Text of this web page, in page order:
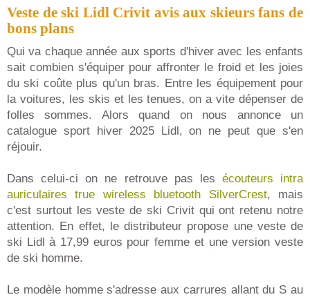
Veste de ski Lidl Crivit avis aux skieurs fans de
bons plans
Qui va chaque année aux sports d'hiver avec les enfants
sait combien s'équiper pour affronter le froid et les joies
du ski coûte plus qu'un bras. Entre les équipement pour
la voitures, les skis et les tenues, on a vite dépenser de
folles sommes. Alors quand on nous annonce un
catalogue sport hiver 2025 Lidl, on ne peut que s'en
réjouir.
Dans celui-ci on ne retrouve pas les écouteurs intra
auriculaires true wireless bluetooth SilverCrest, mais
c'est surtout les veste de ski Crivit qui ont retenu notre
attention. En effet, le distributeur propose une veste de
ski Lidl à 17,99 euros pour femme et une version veste
de ski homme.
Le modèle homme s'adresse aux carrures allant du S au